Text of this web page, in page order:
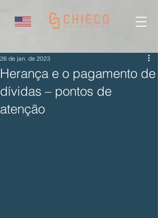
Herança e o pagamento de
dívidas – pontos de
atenção
26 de jan. de 2023